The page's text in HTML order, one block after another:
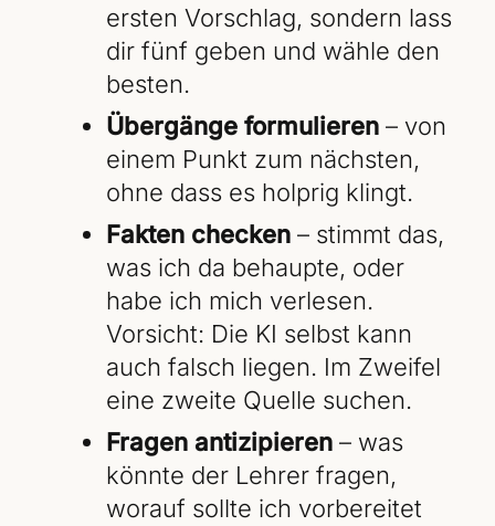
ersten Vorschlag, sondern lass
dir fünf geben und wähle den
besten.
Übergänge formulieren – von
einem Punkt zum nächsten,
ohne dass es holprig klingt.
Fakten checken – stimmt das,
was ich da behaupte, oder
habe ich mich verlesen.
Vorsicht: Die KI selbst kann
auch falsch liegen. Im Zweifel
eine zweite Quelle suchen.
Fragen antizipieren – was
könnte der Lehrer fragen,
worauf sollte ich vorbereitet